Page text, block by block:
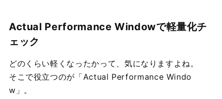
Actual Performance Windowで軽量化チ
ェック
どのくらい軽くなったかって、気になりますよね。
そこで役立つのが「Actual Performance Windo
w」。